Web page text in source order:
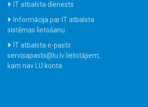
IT atbalsta dienests
Informācija par IT atbalsta
sistēmas lietošanu
IT atbalsta e-pasts
servisapasts@lu.lv lietotājiem,
kam nav LU konta